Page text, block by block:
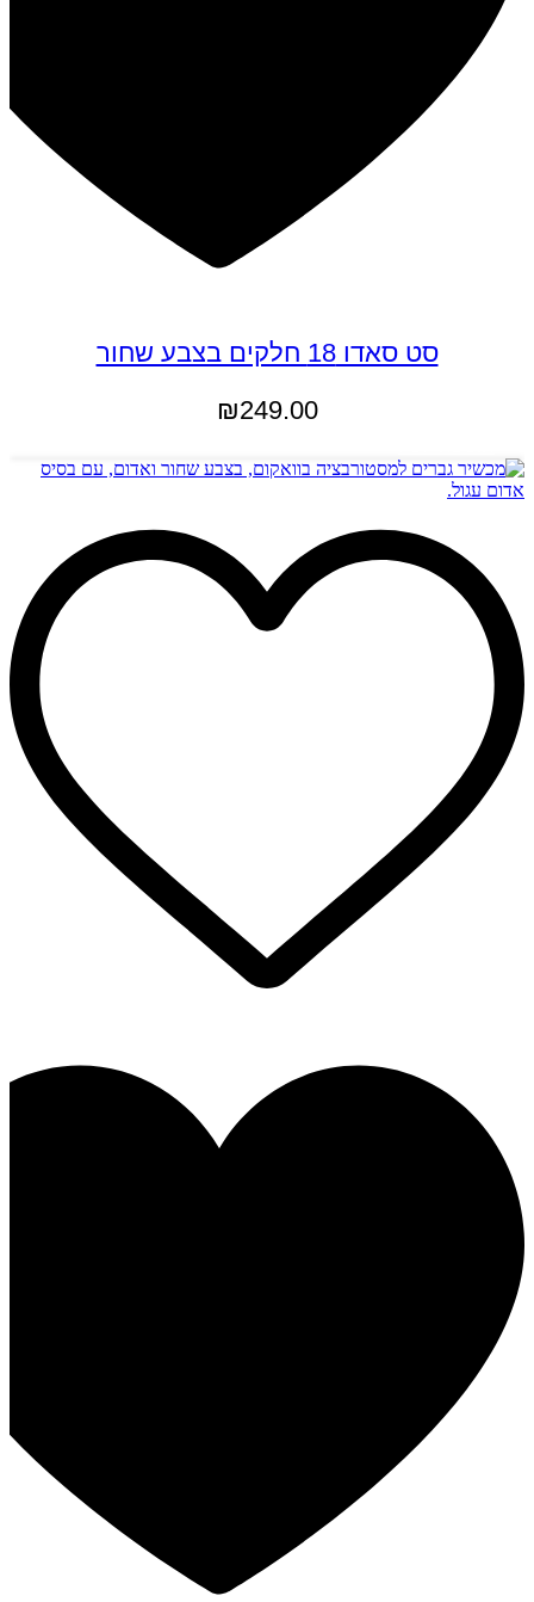
סט סאדו 18 חלקים בצבע שחור
₪249.00